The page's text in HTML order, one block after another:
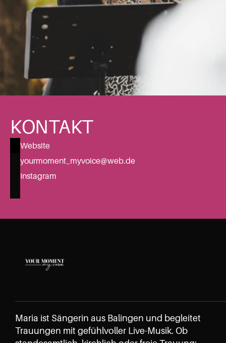
Maria ist Sängerin aus Balingen und begleitet
Trauungen mit gefühlvoller Live-Musik. Ob
KONTAKT
Website
yourmoment_myvoice@web.de
Instagram